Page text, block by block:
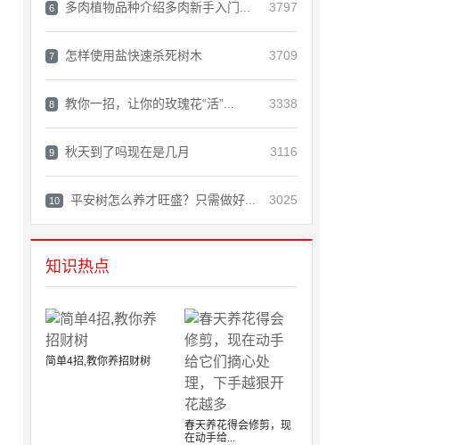
6 多肉植物品种介绍多肉新手入门... 3797
7 怎样使用盐快速杀死树木 3709
8 教你一招，让你的玫瑰花“活”... 3338
9 秋天到了吗现在是几月 3116
10 平安树怎么养才旺盛？只需做好... 3025
知识热点
简单4招,教你养招财树
春天养花得会修剪，现
在动手给...